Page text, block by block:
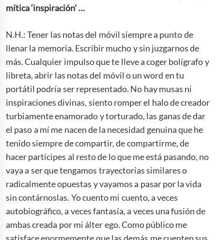
mítica ‘inspiración’ …
N.H.: Tener las notas del móvil siempre a punto de
llenar la memoria. Escribir mucho y sin juzgarnos de
más. Cualquier impulso que te lleve a coger bolígrafo y
libreta, abrir las notas del móvil o un word en tu
portátil podría ser representado. No hay musas ni
inspiraciones divinas, siento romper el halo de creador
turbiamente enamorado y torturado, las ganas de dar
el paso a mí me nacen de la necesidad genuina que he
tenido siempre de compartir, de compartirme, de
hacer partícipes al resto de lo que me está pasando, no
vaya a ser que tengamos trayectorias similares o
radicalmente opuestas y vayamos a pasar por la vida
sin contárnoslas. Yo cuento mi cuento, a veces
autobiográfico, a veces fantasía, a veces una fusión de
ambas creada por mi álter ego. Como público me